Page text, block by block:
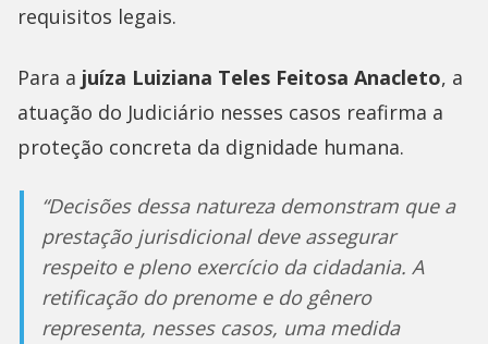
requisitos legais.
Para a juíza Luiziana Teles Feitosa Anacleto, a
atuação do Judiciário nesses casos reafirma a
proteção concreta da dignidade humana.
“Decisões dessa natureza demonstram que a
prestação jurisdicional deve assegurar
respeito e pleno exercício da cidadania. A
retificação do prenome e do gênero
representa, nesses casos, uma medida